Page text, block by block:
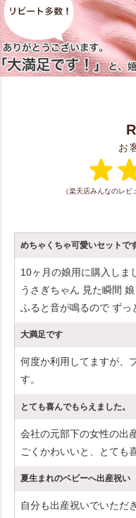
お
（楽天店みんなのレ
めちゃくちゃ可愛いセットで
10ヶ月の娘用に購入しま
うさぎちゃん 見た瞬間 娘
ふると音が鳴るので ずっ
大満足です
何度か利用してますが、
す。
とても喜んでもらえました。
会社の元部下の女性の出
ごくかわいいと、とても
夏生まれのベビーへ出産祝い
自分も出産祝いでいただ